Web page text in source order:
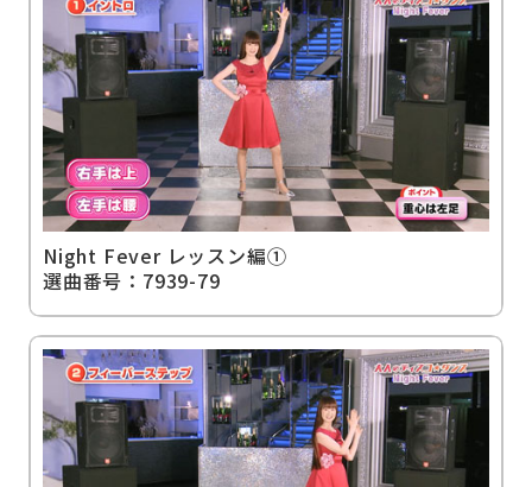
Night Fever レッスン編①
選曲番号：7939-79